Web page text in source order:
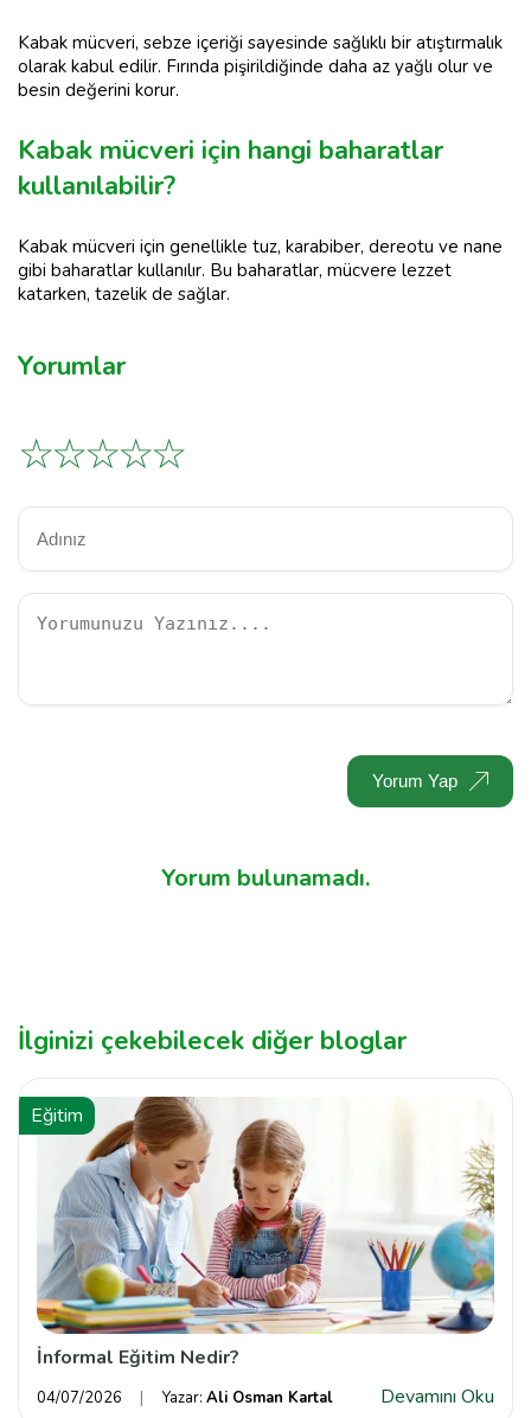
Kabak mücveri, sebze içeriği sayesinde sağlıklı bir atıştırmalık
olarak kabul edilir. Fırında pişirildiğinde daha az yağlı olur ve
besin değerini korur.
Kabak mücveri için hangi baharatlar
kullanılabilir?
Kabak mücveri için genellikle tuz, karabiber, dereotu ve nane
gibi baharatlar kullanılır. Bu baharatlar, mücvere lezzet
katarken, tazelik de sağlar.
Yorumlar
☆
☆
☆
☆
☆
Yorum Yap
Yorum bulunamadı.
İlginizi çekebilecek diğer bloglar
Eğitim
İnformal Eğitim Nedir?
04/07/2026 Yazar: Ali Osman Kartal Devamını Oku